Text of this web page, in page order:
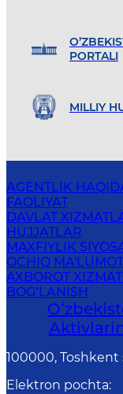
PORTALI
MILLIY
AGENTLIK
FAOLIYAT
DAVLAT
HUJJATLAR
MAXFIYLIK
OCHIQ
AXBOROT XIZMATI
BOG‘LANISH
100000, Toshkent
Elektron pochta: